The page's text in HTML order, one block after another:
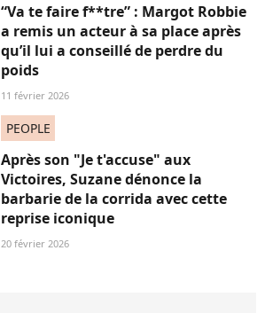
“Va te faire f**tre” : Margot Robbie
a remis un acteur à sa place après
qu’il lui a conseillé de perdre du
poids
11 février 2026
PEOPLE
Après son "Je t'accuse" aux
Victoires, Suzane dénonce la
barbarie de la corrida avec cette
reprise iconique
20 février 2026